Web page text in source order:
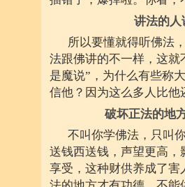
讲法的人
所以要懂就得听佛法
法跟佛讲的不一样，这就
是魔说”，为什么有些称
信他？因为这么多人比他
破坏正法的地
不叫你学佛法，只叫
送钱西送钱，声望更高
享受，这种财供养成了